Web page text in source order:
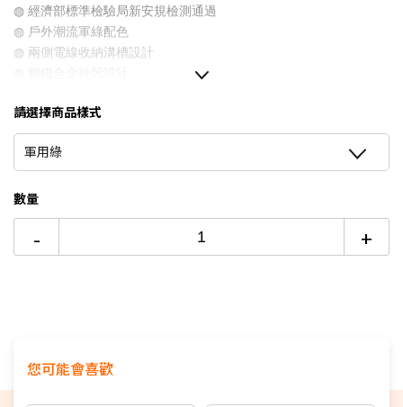
12期
24期
◍ 經濟部標準檢驗局新安規檢測通過
◍ 戶外潮流軍綠配色
◍ 兩側電線收納溝槽設計
◍ 設置電源指示燈
◍ 工業級電木材質插座
◍ 安全設計防火防漏電
◍ 掛鉤設計安裝方便
◍ 安全負載斷路開關
◍ 雙層絕緣保護電源線
◍ 線長2M
◍ 台灣生產製造
請選擇商品樣式
軍用綠
數量
- +
您可能會喜歡